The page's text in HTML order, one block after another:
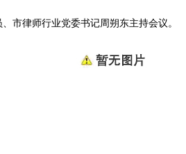
市律师行业党委书记周朔东主持会议。